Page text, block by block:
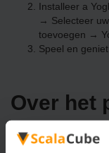
Installeer a
→ Selecteer
toevoegen →
Speel en
Over het
Onze Yogbox 2.0
klikinstallatie voor